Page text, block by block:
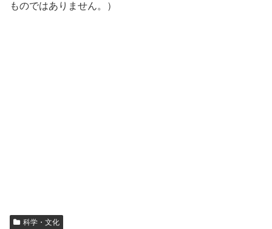
ものではありません。）
科学・文化